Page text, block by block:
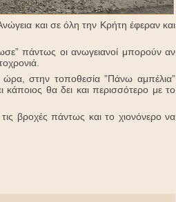
και σε όλη την Κρήτη έφεραν και
πάντως οι ανωγειανοί μπορούν αν
στην τοποθεσία ”Πάνω αμπέλια”
θα δει και περισσότερο με το
βροχές πάντως και το χιονόνερο να